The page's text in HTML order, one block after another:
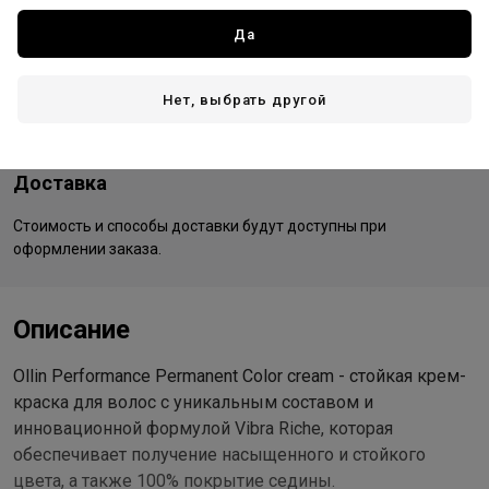
Россия - страна бренда
Доставка
Стоимость и способы доставки будут доступны при
оформлении заказа.
Описание
Ollin Performance Permanent Color cream - стойкая крем-
краска для волос с уникальным составом и
инновационной формулой Vibra Riche, которая
обеспечивает получение насыщенного и стойкого
цвета, а также 100% покрытие седины.
Да
Нет, выбрать другой